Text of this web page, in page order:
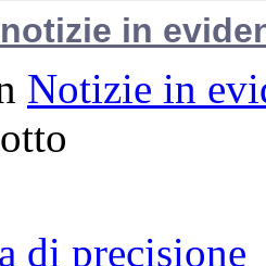
in
Notizie in
di precisione